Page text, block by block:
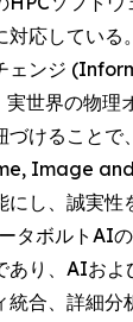
応している
ェンジ
世界の物理
けることで
Image
し、誠実性
タボルトAI
あり、AIお
統合、詳細分